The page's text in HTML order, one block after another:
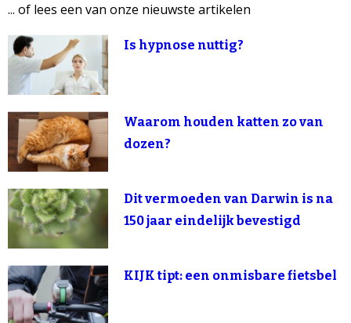
... of lees een van onze nieuwste artikelen
Is hypnose nuttig?
Waarom houden katten zo van
dozen?
Dit vermoeden van Darwin is na
150 jaar eindelijk bevestigd
KIJK tipt: een onmisbare fietsbel